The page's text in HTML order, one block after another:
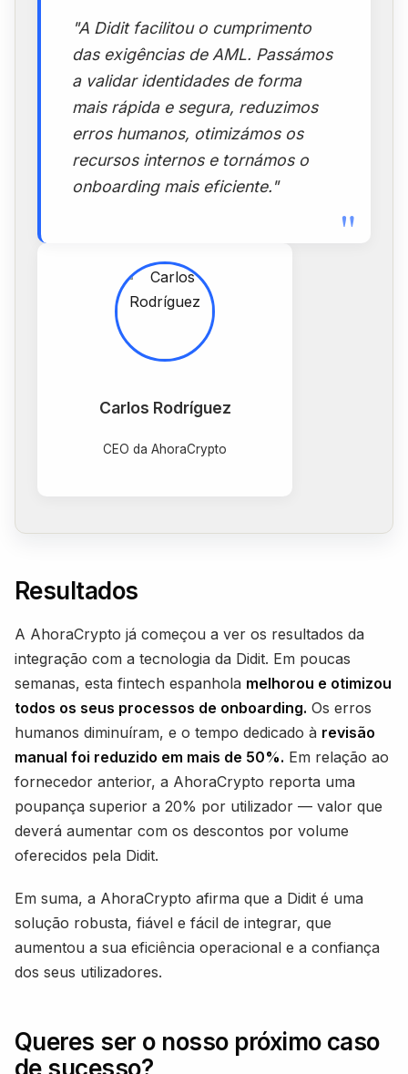
"A Didit facilitou o cumprimento
das exigências de AML. Passámos
a validar identidades de forma
mais rápida e segura, reduzimos
erros humanos, otimizámos os
recursos internos e tornámos o
onboarding mais eficiente."
"
Carlos Rodríguez
CEO da AhoraCrypto
Resultados
A AhoraCrypto já começou a ver os resultados da
integração com a tecnologia da Didit. Em poucas
semanas, esta fintech espanhola melhorou e otimizou
todos os seus processos de onboarding. Os erros
humanos diminuíram, e o tempo dedicado à revisão
manual foi reduzido em mais de 50%. Em relação ao
fornecedor anterior, a AhoraCrypto reporta uma
poupança superior a 20% por utilizador — valor que
deverá aumentar com os descontos por volume
oferecidos pela Didit.
Em suma, a AhoraCrypto afirma que a Didit é uma
solução robusta, fiável e fácil de integrar, que
aumentou a sua eficiência operacional e a confiança
dos seus utilizadores.
Queres ser o nosso próximo caso
de sucesso?